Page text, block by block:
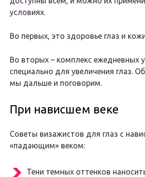
условиях.
Во первых, это здоровье глаз и
Во вторых – комплекс ежедневных
специально для увеличения глаз.
мы дальше и поговорим.
При нависшем веке
Советы визажистов для глаз с
«падающим» веком:
Тени темных оттенков